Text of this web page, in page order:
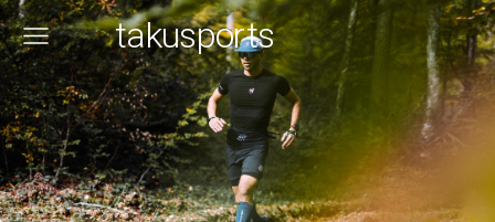
takusports